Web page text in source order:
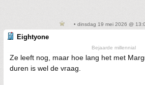
• dinsdag 19 mei 2026 @
Eightyone
Bejaarde millennial
Ze leeft nog, maar hoe lang het met
duren is wel de vraag.